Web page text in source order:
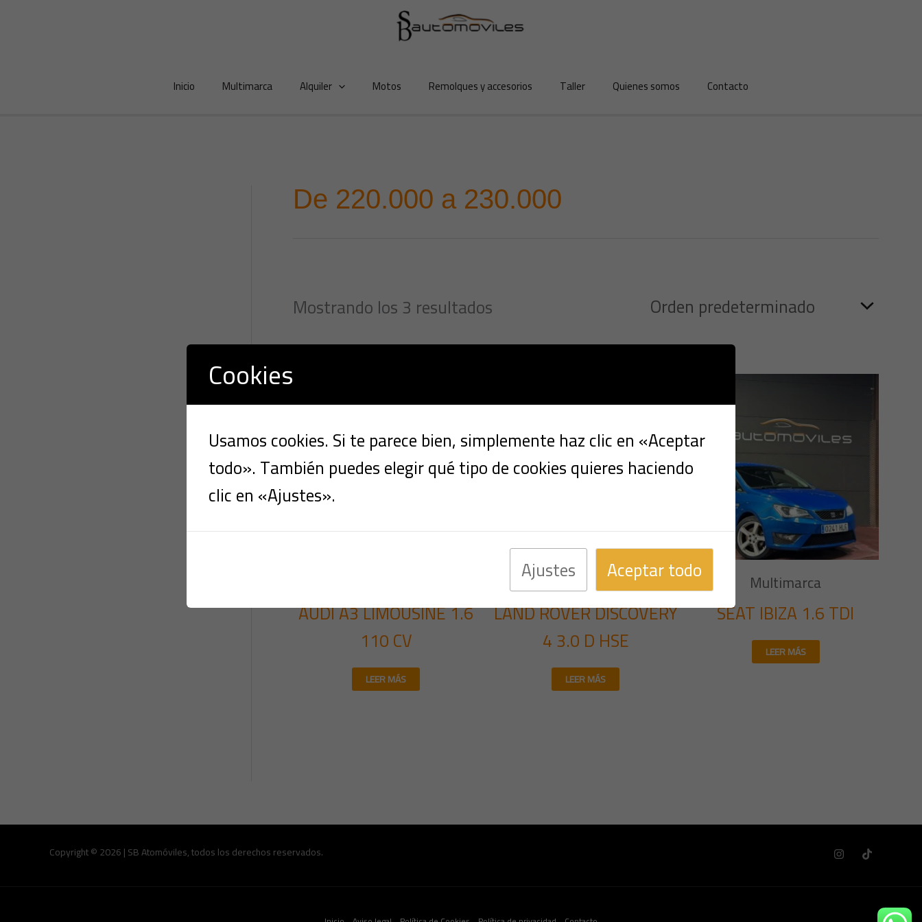
Inicio Multimarca Alquiler Motos Remolques y accesorios Taller Quienes somos Contacto
De 220.000 a 230.000
Mostrando los 3 resultados
AUDI A3 LIMOUSINE 1.6
110 CV
LEER MÁS
Multimarca
LAND ROVER DISCOVERY
4 3.0 D HSE
LEER MÁS
Multimarca
SEAT IBIZA 1.6 TDI
LEER MÁS
Copyright © 2026 | SB Atomóviles, todos los derechos reservados.
Cookies
Usamos cookies. Si te parece bien, simplemente haz clic en «Aceptar
todo». También puedes elegir qué tipo de cookies quieres haciendo
clic en «Ajustes».
Ajustes Aceptar todo